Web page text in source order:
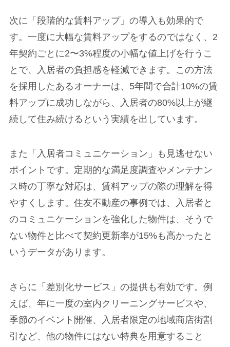
次に「段階的な賃料アップ」の導入も効果的で
す。一度に大幅な賃料アップをするのではなく、2
年契約ごとに2〜3%程度の小幅な値上げを行うこ
とで、入居者の負担感を軽減できます。この方法
を採用したあるオーナーは、5年間で合計10%の賃
料アップに成功しながら、入居者の80%以上が継
続して住み続けるという実績を出しています。
また「入居者コミュニケーション」も見逃せない
ポイントです。定期的な満足度調査やメンテナン
ス時の丁寧な対応は、賃料アップの際の理解を得
やすくします。住友不動産の事例では、入居者と
のコミュニケーションを強化した物件は、そうで
ない物件と比べて契約更新率が15%も高かったと
いうデータがあります。
さらに「差別化サービス」の提供も有効です。例
えば、年に一度の室内クリーニングサービスや、
季節のイベント開催、入居者限定の地域商店街割
引など、他の物件にはない特典を用意すること